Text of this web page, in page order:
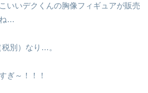
いいデクくんの胸像フィギュアが販売
…
別）なり…。
ぎ～！！！